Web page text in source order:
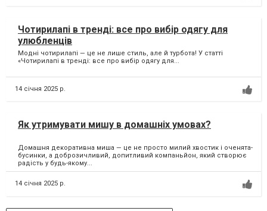
Чотирилапі в тренді: все про вибір одягу для
улюбленців
Модні чотирилапі — це не лише стиль, але й турбота! У статті
«Чотирилапі в тренді: все про вибір одягу для...
14 січня 2025 р.
Як утримувати мишу в домашніх умовах?
Домашня декоративна миша — це не просто милий хвостик і оченята-
бусинки, а доброзичливий, допитливий компаньйон, який створює
радість у будь-якому...
14 січня 2025 р.